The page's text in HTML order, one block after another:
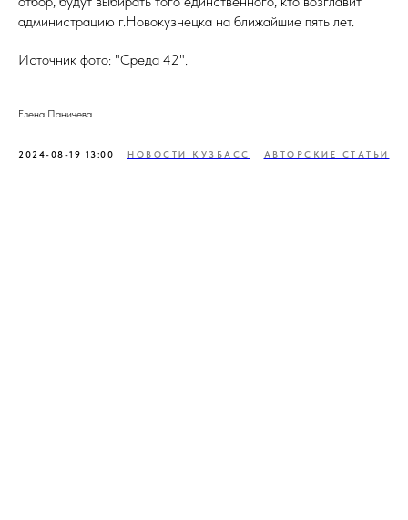
администрацию г.Новокузнецка на ближайшие пять лет.
Источник фото: "Среда 42".
Елена Паничева
2024-08-19 13:00 НОВОСТИ КУЗБАСС АВТОРСКИЕ СТАТЬИ